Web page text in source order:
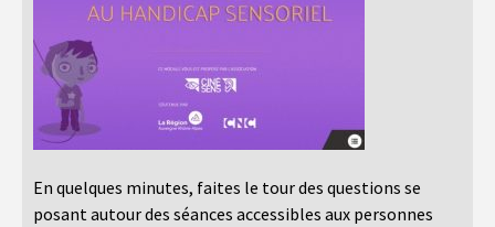
En quelques minutes, faites le tour des questions se
posant autour des séances accessibles aux personnes